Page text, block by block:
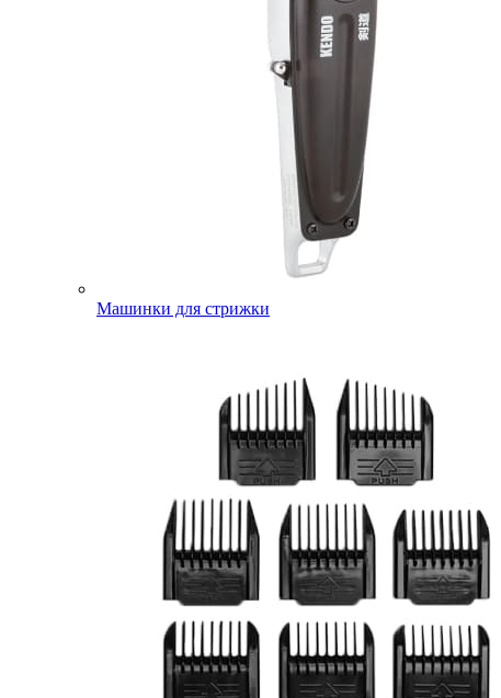
Машинки для стрижки